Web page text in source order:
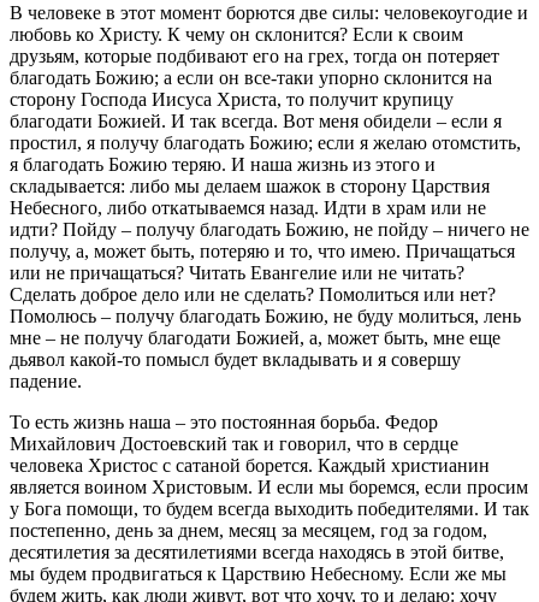
В человеке в этот момент борются две силы: человекоугодие и
любовь ко Христу. К чему он склонится? Если к своим
друзьям, которые подбивают его на грех, тогда он потеряет
благодать Божию; а если он все-таки упорно склонится на
сторону Господа Иисуса Христа, то получит крупицу
благодати Божией. И так всегда. Вот меня обидели – если я
простил, я получу благодать Божию; если я желаю отомстить,
я благодать Божию теряю. И наша жизнь из этого и
складывается: либо мы делаем шажок в сторону Царствия
Небесного, либо откатываемся назад. Идти в храм или не
идти? Пойду – получу благодать Божию, не пойду – ничего не
получу, а, может быть, потеряю и то, что имею. Причащаться
или не причащаться? Читать Евангелие или не читать?
Сделать доброе дело или не сделать? Помолиться или нет?
Помолюсь – получу благодать Божию, не буду молиться, лень
мне – не получу благодати Божией, а, может быть, мне еще
дьявол какой-то помысл будет вкладывать и я совершу
падение.
То есть жизнь наша – это постоянная борьба. Федор
Михайлович Достоевский так и говорил, что в сердце
человека Христос с сатаной борется. Каждый христианин
является воином Христовым. И если мы боремся, если просим
у Бога помощи, то будем всегда выходить победителями. И так
постепенно, день за днем, месяц за месяцем, год за годом,
десятилетия за десятилетиями всегда находясь в этой битве,
мы будем продвигаться к Царствию Небесному. Если же мы
будем жить, как люди живут, вот что хочу, то и делаю: хочу